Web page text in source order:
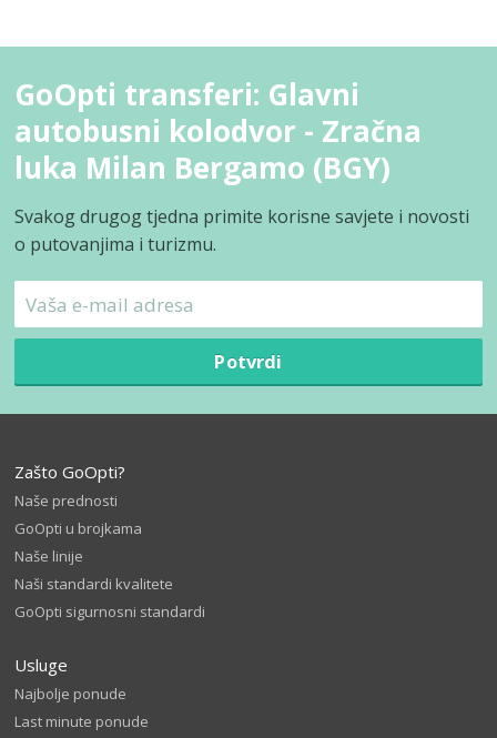
GoOpti transferi: Glavni
autobusni kolodvor - Zračna
luka Milan Bergamo (BGY)
Svakog drugog tjedna primite korisne savjete i novosti
o putovanjima i turizmu.
Potvrdi
Zašto GoOpti?
Naše prednosti
GoOpti u brojkama
Naše linije
Naši standardi kvalitete
GoOpti sigurnosni standardi
Usluge
Najbolje ponude
Last minute ponude